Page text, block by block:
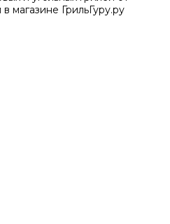
магазине ГрильГуру.ру